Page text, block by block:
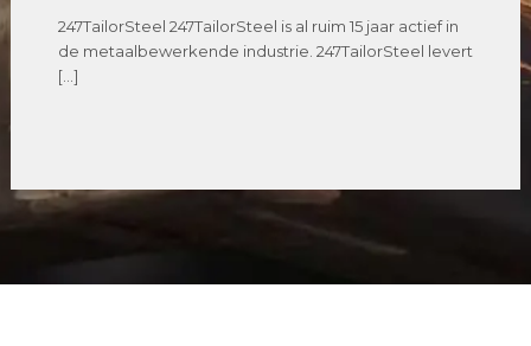
247TailorSteel 247TailorSteel is al ruim 15 jaar actief in
de metaalbewerkende industrie. 247TailorSteel levert
[…]